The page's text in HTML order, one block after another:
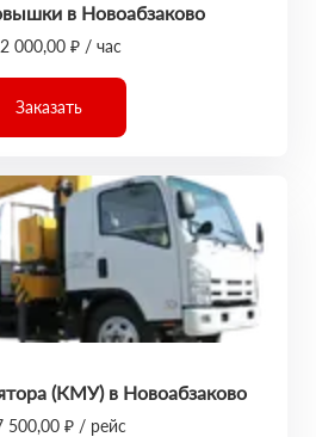
в Новоабзаково
000,00 ₽ / час
Заказать
(КМУ) в Новоабзаково
500,00 ₽ / рейс